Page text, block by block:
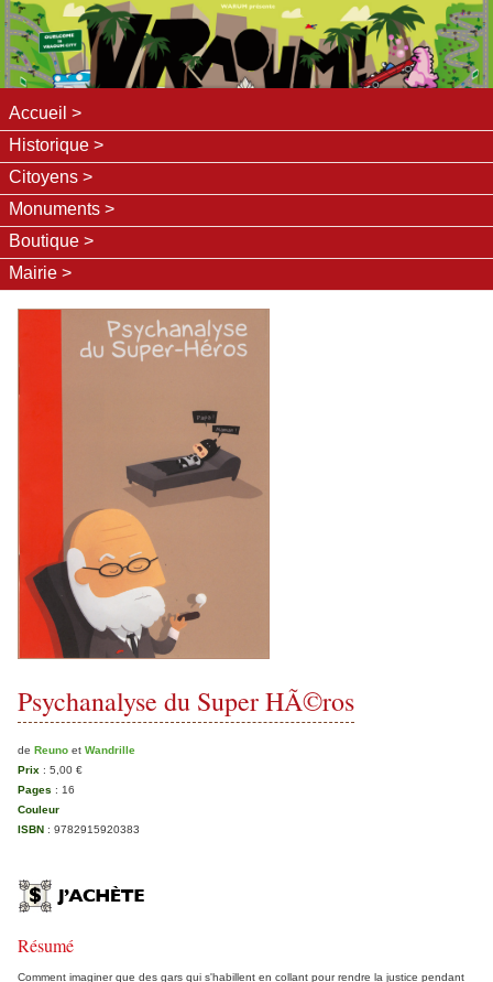
Accueil
Historique
Citoyens
Monuments
Boutique
Mairie
Psychanalyse du Super HÃ©ros
de Reuno et Wandrille
Prix : 5,00 €
Pages : 16
Couleur
ISBN : 9782915920383
Résumé
Comment imaginer que des gars qui s'habillent en collant pour rendre la justice pendant